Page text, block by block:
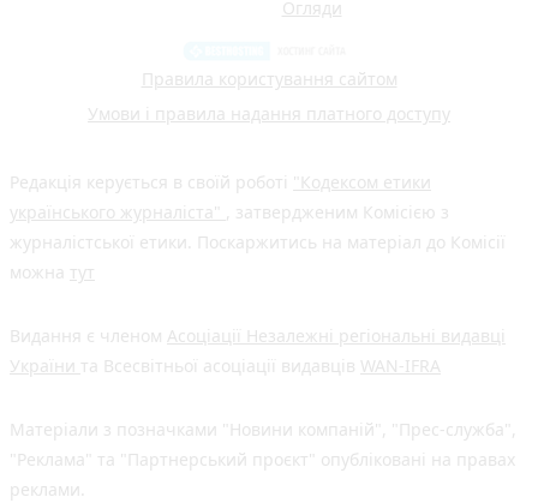
Огляди
Правила користування сайтом
Умови і правила надання платного доступу
Редакція керується в своїй роботі "Кодексом етики
українського журналіста" , затвердженим Комісією з
журналістської етики. Поскаржитись на матеріал до Комісії
можна тут
Видання є членом Асоціації Незалежні регіональні видавці
України та Всесвітньої асоціації видавців WAN-IFRA
Матеріали з позначками "Новини компаній", "Прес-служба",
"Реклама" та "Партнерський проєкт" опубліковані на правах
реклами.